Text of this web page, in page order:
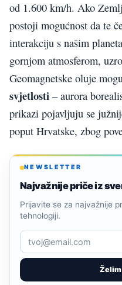
od 1.600 km/h. Ako
postoji mogućnost da te
interakciju s našim
gornjom atmosferom,
Geomagnetske oluje
svjetlosti – aurora
prikazi pojavljuju se
poput Hrvatske, zbog
NEWSLETTER
Najvažnije priče iz
Prijavite se za najvažnije
tehnologiji.